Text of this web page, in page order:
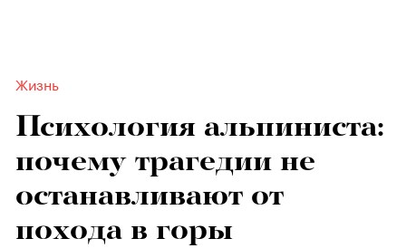
Жизнь
Психология альпиниста:
почему трагедии не
останавливают от
похода в горы